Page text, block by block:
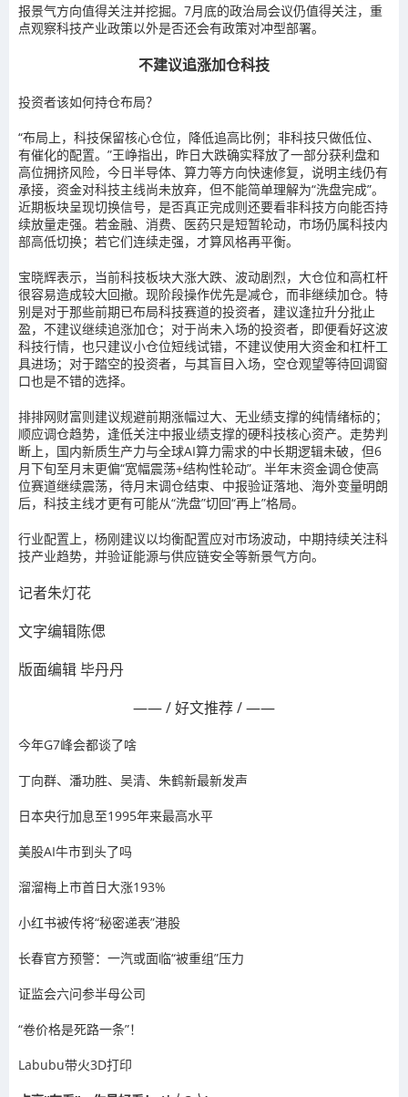
报景气方向值得关注并挖掘。7月底的政治局会议仍值得关注，重
点观察科技产业政策以外是否还会有政策对冲型部署。
不建议追涨加仓科技
投资者该如何持仓布局？
“布局上，科技保留核心仓位，降低追高比例；非科技只做低位、
有催化的配置。”王峥指出，昨日大跌确实释放了一部分获利盘和
高位拥挤风险，今日半导体、算力等方向快速修复，说明主线仍有
承接，资金对科技主线尚未放弃，但不能简单理解为“洗盘完成”。
近期板块呈现切换信号，是否真正完成则还要看非科技方向能否持
续放量走强。若金融、消费、医药只是短暂轮动，市场仍属科技内
部高低切换；若它们连续走强，才算风格再平衡。
宝晓辉表示， 当前科技板块大涨大跌、波动剧烈，大仓位和高杠杆
很容易造成较大回撤。 现阶段操作优先是减仓，而非继续加仓。特
别是对于那些前期已布局科技赛道的投资者，建议逢拉升分批止
盈，不建议继续追涨加仓；对于尚未入场的投资者，即便看好这波
科技行情，也只建议小仓位短线试错，不建议使用大资金和杠杆工
具进场；对于踏空的投资者，与其盲目入场，空仓观望等待回调窗
口也是不错的选择。
排排网财富则建议规避前期涨幅过大、无业绩支撑的纯情绪标的；
顺应调仓趋势，逢低关注中报业绩支撑的硬科技核心资产。走势判
断上，国内新质生产力与全球AI算力需求的中长期逻辑未破，但6
月下旬至月末更偏“宽幅震荡+结构性轮动”。半年末资金调仓使高
位赛道继续震荡，待月末调仓结束、中报验证落地、海外变量明朗
后，科技主线才更有可能从“洗盘”切回“再上”格局。
行业配置上，杨刚建议以均衡配置应对市场波动，中期持续关注科
技产业趋势，并验证能源与供应链安全等新景气方向。
记者朱灯花
文字编辑陈偲
版面编辑 毕丹丹
—— / 好文推荐 / ——
今年G7峰会都谈了啥
丁向群、潘功胜、吴清、朱鹤新最新发声
日本央行加息至1995年来最高水平
美股AI牛市到头了吗
溜溜梅上市首日大涨193%
小红书被传将“秘密递表”港股
长春官方预警：一汽或面临“被重组”压力
证监会六问参半母公司
“卷价格是死路一条”！
Labubu带火3D打印